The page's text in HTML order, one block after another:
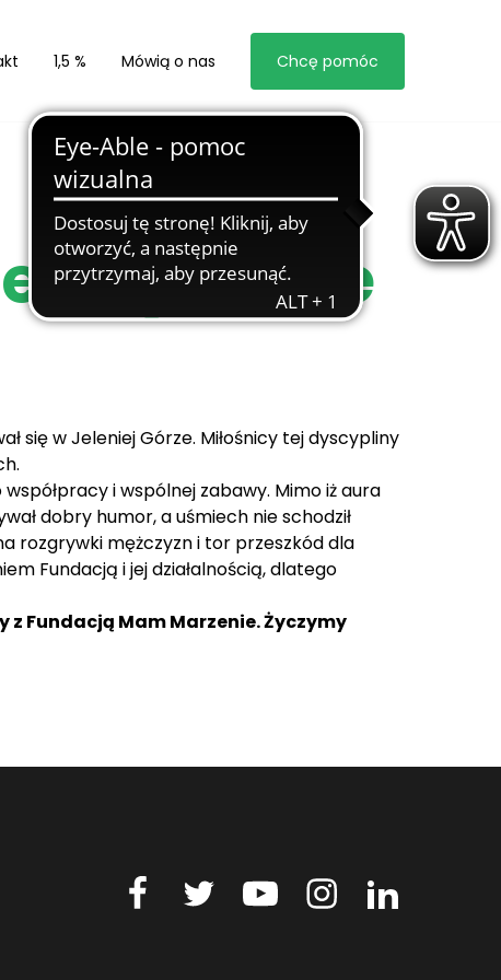
1,5 % Mówią o nas Chcę pomóc
Górze
się w Jeleniej Górze. Miłośnicy tej dyscypliny
i wspólnej zabawy. Mimo iż aura
dobry humor, a uśmiech nie schodził
rozgrywki mężczyzn i tor przeszkód dla
Fundacją i jej działalnością, dlatego
Fundacją Mam Marzenie. Życzymy